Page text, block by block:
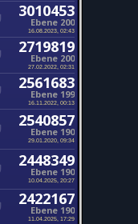
3010453
Ebene 200
16.08.2023, 02:43
2719819
Ebene 200
27.02.2022, 02:31
2561683
Ebene 199
16.11.2022, 00:13
2540857
Ebene 190
29.01.2020, 09:34
2448349
Ebene 190
10.04.2025, 20:27
2422167
Ebene 190
11.04.2025, 17:29